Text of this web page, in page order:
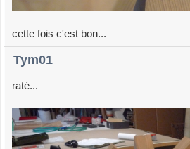
cette fois c'est bon...
Tym01
raté...